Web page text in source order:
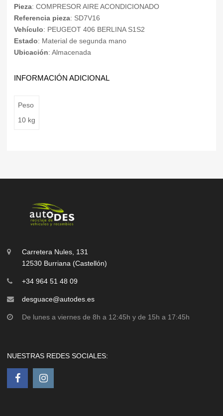
Pieza: COMPRESOR AIRE ACONDICIONADO
Referencia pieza: SD7V16
Vehículo: PEUGEOT 406 BERLINA S1S2
Estado: Material de segunda mano
Ubicación: Almacenada
INFORMACIÓN ADICIONAL
Peso
10 kg
Carretera Nules, 131
12530 Burriana (Castellón)
+34 964 51 48 09
desguace@autodes.es
De lunes a viernes de 8h a 12:45h y de 15h a 17:45h
NUESTRAS REDES SOCIALES: